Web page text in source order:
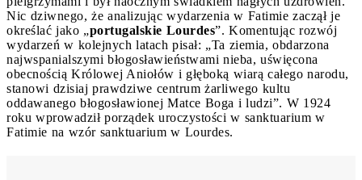
Nic dziwnego, że analizując wydarzenia w Fatimie zaczął je
określać jako „portugalskie Lourdes”. Komentując rozwój
wydarzeń w kolejnych latach pisał: „Ta ziemia, obdarzona
najwspanialszymi błogosławieństwami nieba, uświęcona
obecnością Królowej Aniołów i głęboką wiarą całego narodu,
stanowi dzisiaj prawdziwe centrum żarliwego kultu
oddawanego błogosławionej Matce Boga i ludzi”. W 1924
roku wprowadził porządek uroczystości w sanktuarium w
Fatimie na wzór sanktuarium w Lourdes.